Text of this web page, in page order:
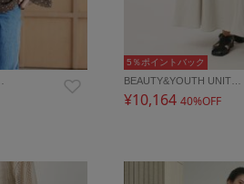
5％ポイントバック
BEAUTY&YOUTH UNIT…
¥10,164 40%OFF